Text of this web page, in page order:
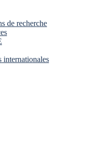
de recherche
internationales